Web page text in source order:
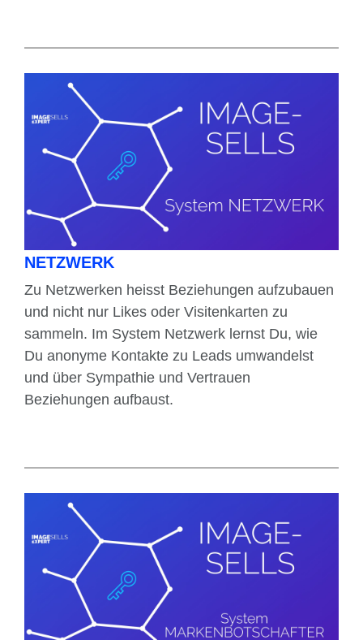
NETZWERK
Zu Netzwerken heisst Beziehungen aufzubauen
und nicht nur Likes oder Visitenkarten zu
sammeln. Im System Netzwerk lernst Du, wie
Du anonyme Kontakte zu Leads umwandelst
und über Sympathie und Vertrauen
Beziehungen aufbaust.